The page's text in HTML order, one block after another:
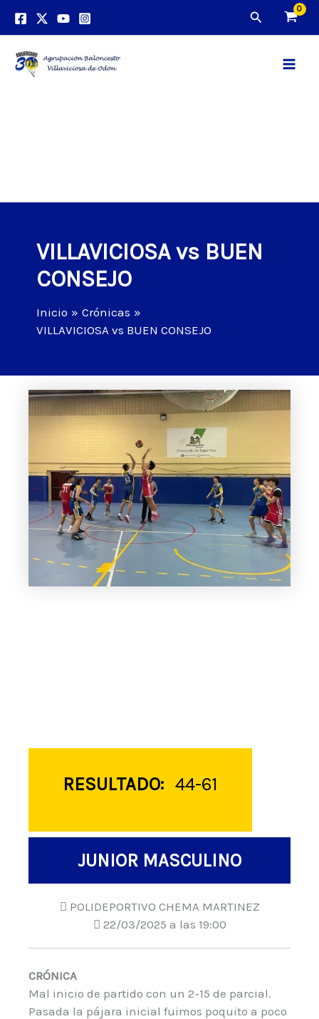
Buscar
VILLAVICIOSA vs BUEN
CONSEJO
Inicio
Crónicas
VILLAVICIOSA vs BUEN CONSEJO
RESULTADO: 44-61
JUNIOR MASCULINO
POLIDEPORTIVO CHEMA MARTINEZ
22/03/2025 a las 19:00
CRÓNICA
Mal inicio de partido con un 2-15 de parcial.
Pasada la pájara inicial fuimos poquito a poco